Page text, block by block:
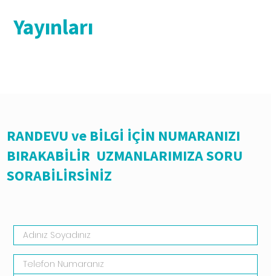
Yayınları
RANDEVU ve BİLGİ İÇİN NUMARANIZI
BIRAKABİLİR UZMANLARIMIZA SORU
SORABİLİRSİNİZ